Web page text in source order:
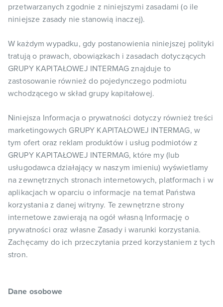
przetwarzanych zgodnie z niniejszymi zasadami (o ile
niniejsze zasady nie stanowią inaczej).
W każdym wypadku, gdy postanowienia niniejszej polityki
tratują o prawach, obowiązkach i zasadach dotyczących
GRUPY KAPITAŁOWEJ INTERMAG znajduje to
zastosowanie również do pojedynczego podmiotu
wchodzącego w skład grupy kapitałowej.
Niniejsza Informacja o prywatności dotyczy również treści
marketingowych GRUPY KAPITAŁOWEJ INTERMAG, w
tym ofert oraz reklam produktów i usług podmiotów z
GRUPY KAPITAŁOWEJ INTERMAG, które my (lub
usługodawca działający w naszym imieniu) wyświetlamy
na zewnętrznych stronach internetowych, platformach i w
aplikacjach w oparciu o informacje na temat Państwa
korzystania z danej witryny. Te zewnętrzne strony
internetowe zawierają na ogół własną Informację o
prywatności oraz własne Zasady i warunki korzystania.
Zachęcamy do ich przeczytania przed korzystaniem z tych
stron.
Dane osobowe